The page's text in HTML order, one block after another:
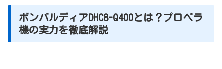
ボンバルディアDHC8-Q400とは？プロペラ
機の実力を徹底解説